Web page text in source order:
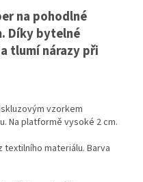
na pohodlné
Díky bytelné
tlumí nárazy při
vzorkem
Na platformě vysoké 2 cm.
materiálu. Barva